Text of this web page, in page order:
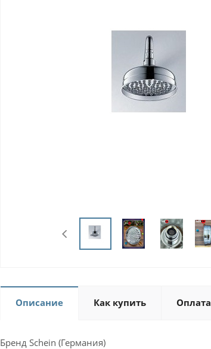
Описание Как купить Оплата
Бренд Schein (Германия)